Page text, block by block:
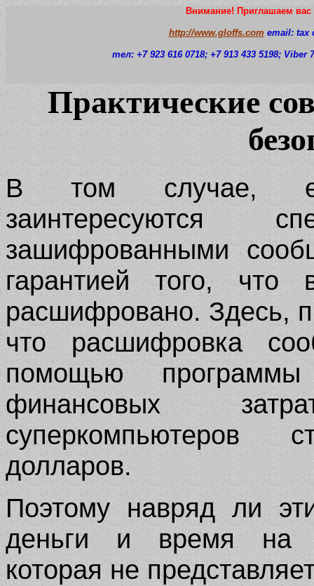
Внимание! Приглашаем
http://www.gloffs.com email: tax
тел: +7 923 616 0718; +7 913 433 5198; Viber
Практические
В том случае,
заинтересуются
зашифрованными
гарантией того,
расшифровано. Здесь,
что расшифровка
помощью
финансовых
долларов.
Поэтому навряд ли
деньги и время на
которая не